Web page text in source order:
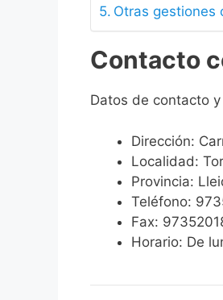
Otras gestiones
Contacto
Datos de contacto
Dirección:
Localidad:
Provincia:
Teléfono:
Fax:
Horario: De